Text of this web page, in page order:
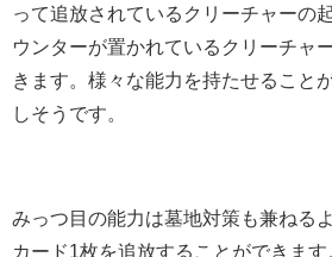
って追放されているクリーチャーの
ウンターが置かれているクリーチャ
きます。様々な能力を持たせること
しそうです。
みっつ目の能力は墓地対策も兼ねる
カード1枚を追放することができま